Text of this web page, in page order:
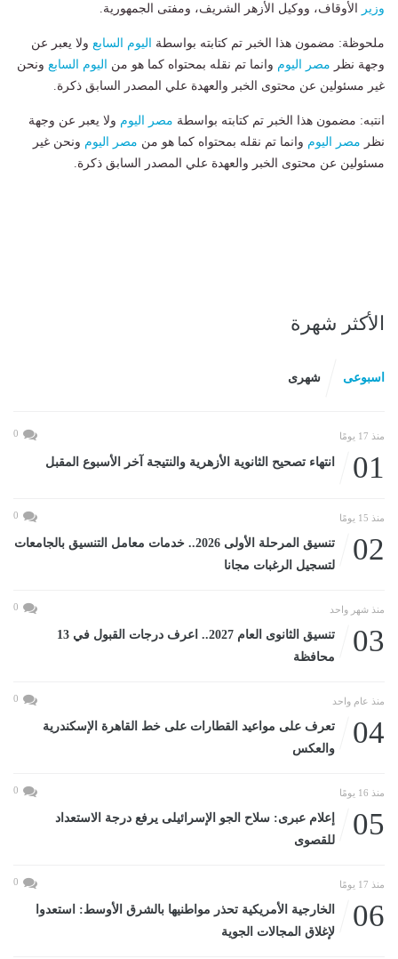
وزير الأوقاف، ووكيل الأزهر الشريف، ومفتى الجمهورية.
ملحوظة: مضمون هذا الخبر تم كتابته بواسطة اليوم السابع ولا يعبر عن
وجهة نظر مصر اليوم وانما تم نقله بمحتواه كما هو من اليوم السابع ونحن
غير مسئولين عن محتوى الخبر والعهدة علي المصدر السابق ذكرة.
انتبه: مضمون هذا الخبر تم كتابته بواسطة مصر اليوم ولا يعبر عن وجهة
نظر مصر اليوم وانما تم نقله بمحتواه كما هو من مصر اليوم ونحن غير
مسئولين عن محتوى الخبر والعهدة علي المصدر السابق ذكرة.
الأكثر شهرة
اسبوعى شهرى
منذ 17 يومًا 0
01 انتهاء تصحيح الثانوية الأزهرية والنتيجة آخر الأسبوع المقبل
منذ 15 يومًا 0
02
تنسيق المرحلة الأولى 2026.. خدمات معامل التنسيق بالجامعات
لتسجيل الرغبات مجانا
منذ شهر واحد 0
03
تنسيق الثانوى العام 2027.. اعرف درجات القبول في 13
محافظة
منذ عام واحد 0
04
تعرف على مواعيد القطارات على خط القاهرة الإسكندرية
والعكس
منذ 16 يومًا 0
05
إعلام عبرى: سلاح الجو الإسرائيلى يرفع درجة الاستعداد
للقصوى
منذ 17 يومًا 0
06
الخارجية الأمريكية تحذر مواطنيها بالشرق الأوسط: استعدوا
لإغلاق المجالات الجوية